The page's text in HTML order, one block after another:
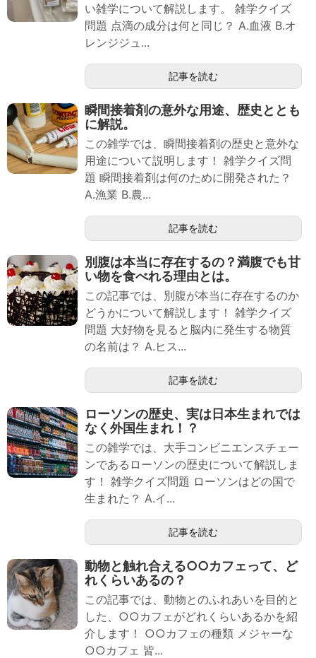
い雑学について解説します。 雑学クイズ
問題 点滴の成分は何と同じ？ A.血液 B.オ
レンジジュ...
記事を読む
瞬間接着剤の意外な用途、歴史ととも
に解説。
この雑学では、瞬間接着剤の歴史と意外な
用途について説明します！ 雑学クイズ問
題 瞬間接着剤は何のために開発された？
A.漁業 B.農...
記事を読む
別腹は本当に存在するの？満腹でも甘
い物を食べれる理由とは。
この記事では、別腹が本当に存在するのか
どうかについて解説します！ 雑学クイズ
問題 大好物を見ると脳内に発生する物質
の名前は？ A.ヒス...
記事を読む
ローソンの歴史、実は日本生まれでは
なく外国生まれ！？
この雑学では、大手コンビニエンスチェー
ンであるローソンの歴史について解説しま
す！ 雑学クイズ問題 ローソンはどの国で
生まれた？ A.イ...
記事を読む
動物と触れ合える○○カフェって、ど
れくらいあるの？
この記事では、動物とのふれあいを目的と
した、○○カフェがどれくらいあるかを紹
介します！ ○○カフェの種類 メジャーな
○○カフェ 皆...